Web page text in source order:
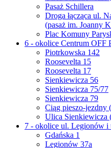
Pasaż Schillera
Droga łącząca ul.
(pasaż im. Joanny
Plac Komuny
6 - okolice Centrum OFF
Piotrkowska 142
Roosevelta 15
Roosevelta 17
Sienkiewicza 56
Sienkiewicza 75/77
Sienkiewicza 79
Ciąg pieszo-jezdny
Ulica Sienkiewicza
7 - okolice ul. Legionów i
Gdańska 1
Legionów 37a